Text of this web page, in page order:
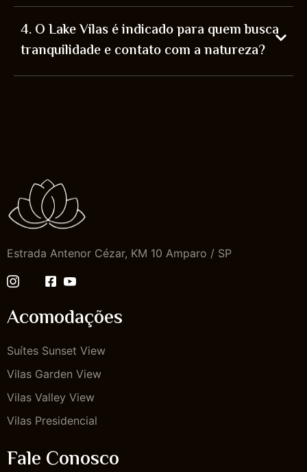
4. O Lake Vilas é indicado para quem busca
tranquilidade e contato com a natureza?
Estrada Antenor Cézar, KM 10 Amparo / SP
Acomodações
Suítes Sunset View
Vilas Garden View
Vilas Valley View
Vilas Presidencial
Fale Conosco